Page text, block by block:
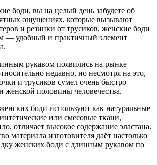
боди, вы на целый день забудете об
ощущениях, которые вызывают
и резинки от трусиков, женские боди
— удобный и практичный элемент
рукавом появились на рынке
недавно, но несмотря на это,
и трусиков сумел очень быстро
женской половины человечества.
боди используют как натуральные
или смесовые ткани,
отличает высокое содержание эластана.
материала изготовителя даёт настолько
женских боди с длинным рукавом по